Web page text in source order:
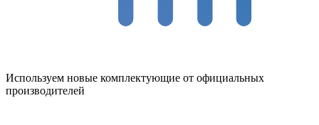
Используем новые комплектующие от официальных
производителей